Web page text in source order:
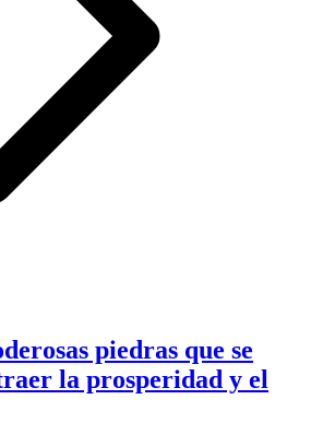
piedras que se
la prosperidad y el